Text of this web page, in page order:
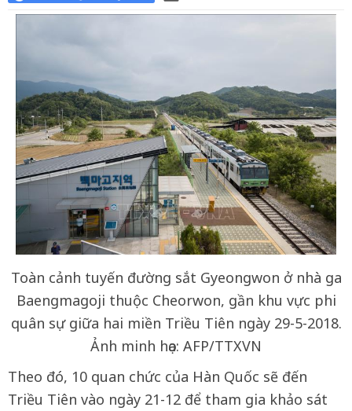
Toàn cảnh tuyến đường sắt Gyeongwon ở nhà ga
Baengmagoji thuộc Cheorwon, gần khu vực phi
quân sự giữa hai miền Triều Tiên ngày 29-5-2018.
Ảnh minh họa: AFP/TTXVN
Theo đó, 10 quan chức của Hàn Quốc sẽ đến
Triều Tiên vào ngày 21-12 để tham gia khảo sát